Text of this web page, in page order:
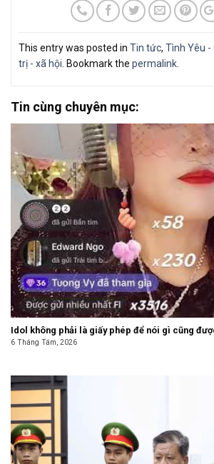
This entry was posted in Tin tức, Tình Yêu -
trị - xã hội . Bookmark the permalink
Tin cùng chuyên mục:
Idol không phải là giấy phép để nói gì cũng
6 Tháng Tám, 2026